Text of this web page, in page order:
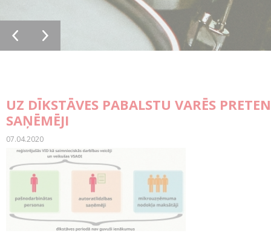
UZ DĪKSTĀVES PABALSTU VARĒS
SAŅĒMĒJI
07.04.2020